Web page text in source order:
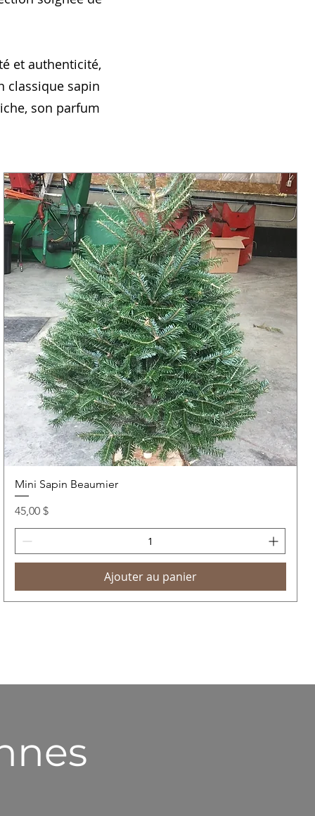
et authenticité,
classique sapin
son parfum
Mini Sapin Beaumier
Prix
45,00 $
Ajouter au panier